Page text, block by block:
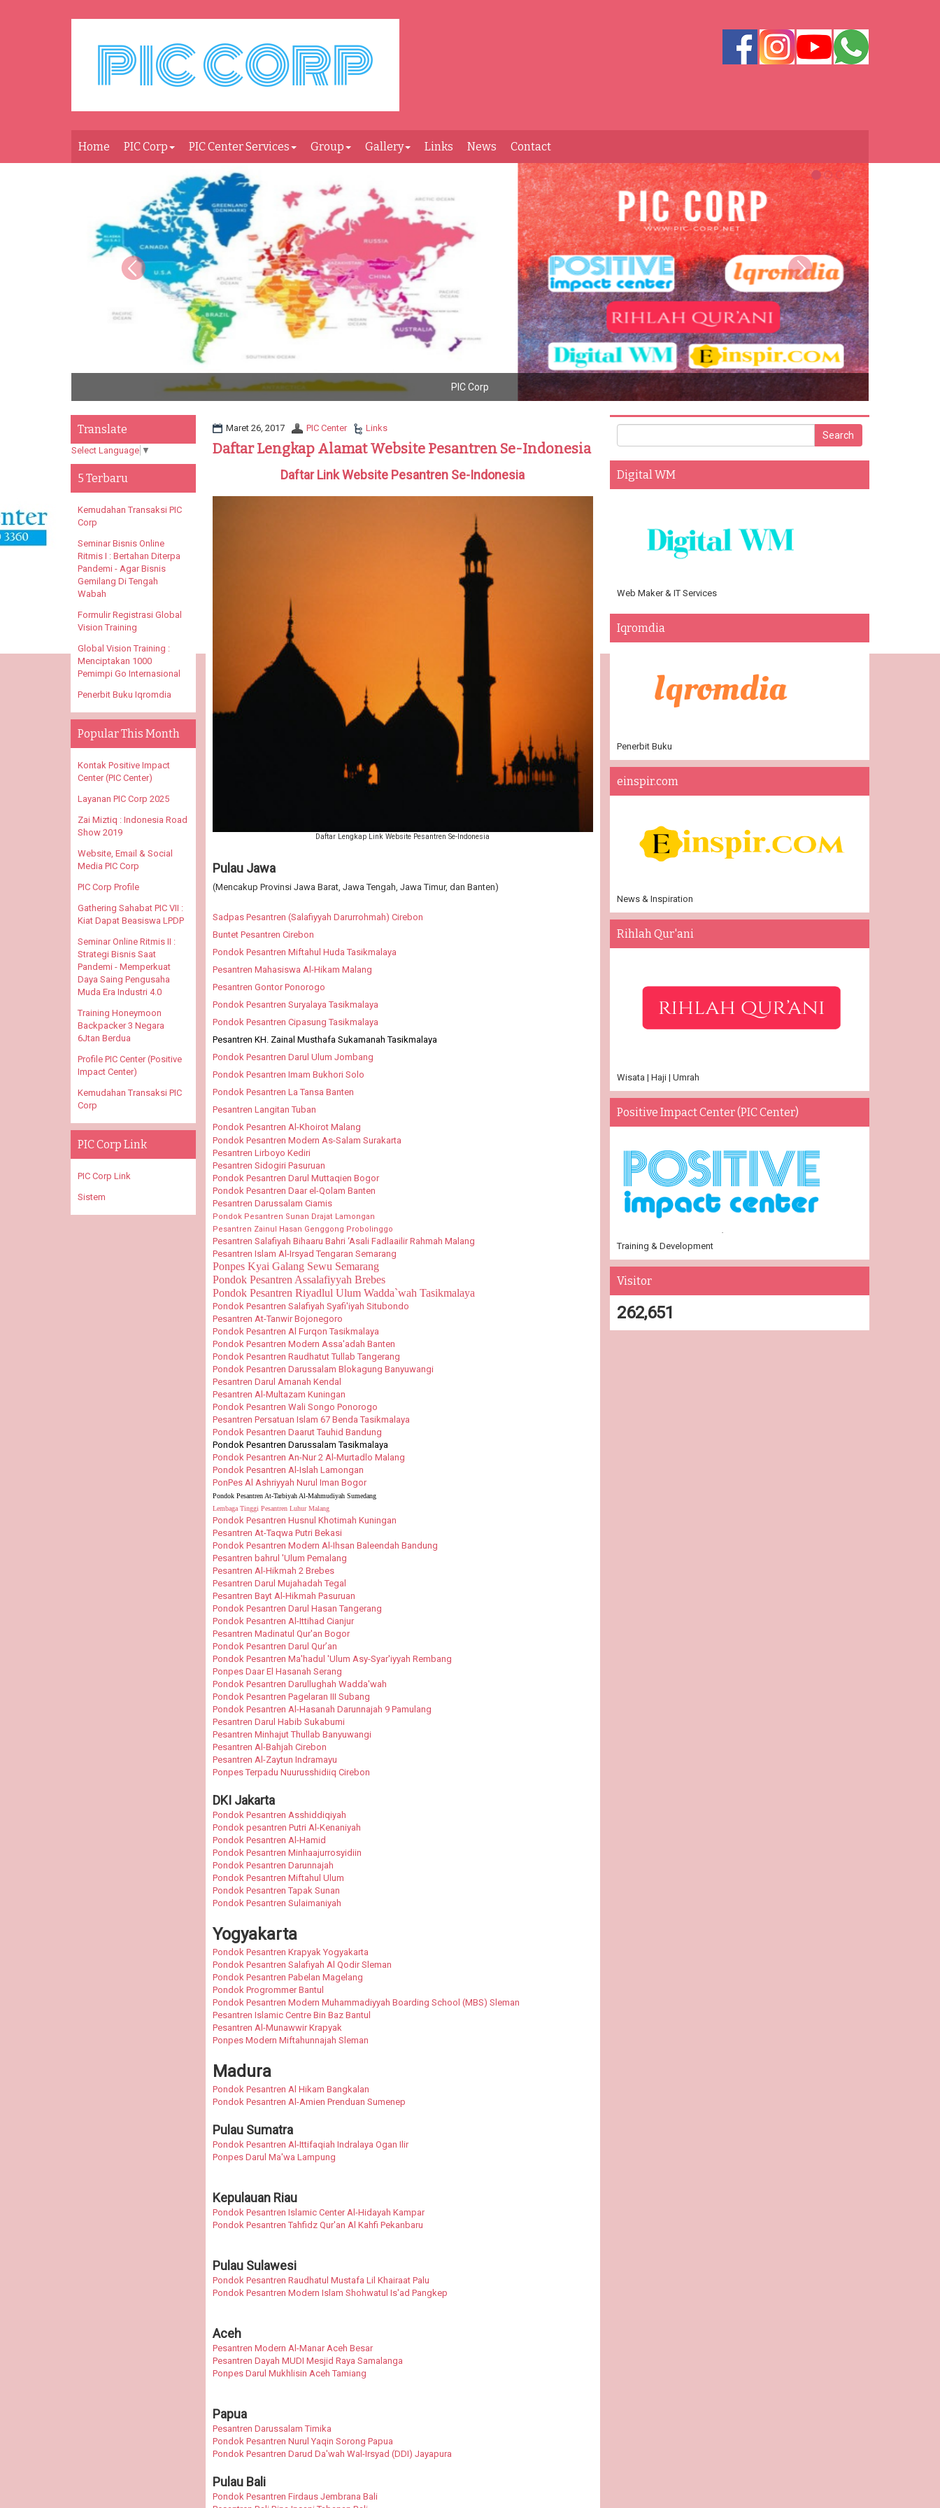
Home PIC Corp PIC Center Services Group Gallery Links News Contact
Positive Impact Center : Gallery Young Husnudzon National Conference 2016
Maret 26, 2017 PIC Center Links
Daftar Lengkap Alamat Website Pesantren Se-Indonesia
Daftar Link Website Pesantren Se-Indonesia
Daftar Lengkap Link Website Pesantren Se-Indonesia
Pulau Jawa
(Mencakup Provinsi Jawa Barat, Jawa Tengah, Jawa Timur, dan Banten)
Sadpas Pesantren (Salafiyyah Darurrohmah) Cirebon
Buntet Pesantren Cirebon
Pondok Pesantren Miftahul Huda Tasikmalaya
Pesantren Mahasiswa Al-Hikam Malang
Pesantren Gontor Ponorogo
Pondok Pesantren Suryalaya Tasikmalaya
Pondok Pesantren Cipasung Tasikmalaya
Pesantren KH. Zainal Musthafa Sukamanah Tasikmalaya
Pondok Pesantren Darul Ulum Jombang
Pondok Pesantren Imam Bukhori Solo
Pondok Pesantren La Tansa Banten
Pesantren Langitan Tuban
Pondok Pesantren Al-Khoirot Malang
Pondok Pesantren Modern As-Salam Surakarta
Pesantren Lirboyo Kediri
Pesantren Sidogiri Pasuruan
Pondok Pesantren Darul Muttaqien Bogor
Pondok Pesantren Daar el-Qolam Banten
Pesantren Darussalam Ciamis
Pondok Pesantren Sunan Drajat Lamongan
Pesantren Zainul Hasan Genggong Probolinggo
Pesantren Salafiyah Bihaaru Bahri ‘Asali Fadlaailir Rahmah Malang
Pesantren Islam Al-Irsyad Tengaran Semarang
Ponpes Kyai Galang Sewu Semarang
Pondok Pesantren Assalafiyyah Brebes
Pondok Pesantren Riyadlul Ulum Wadda`wah Tasikmalaya
Pondok Pesantren Salafiyah Syafi'iyah Situbondo
Pesantren At-Tanwir Bojonegoro
Pondok Pesantren Al Furqon Tasikmalaya
Pondok Pesantren Modern Assa'adah Banten
Pondok Pesantren Raudhatut Tullab Tangerang
Pondok Pesantren Darussalam Blokagung Banyuwangi
Pesantren Darul Amanah Kendal
Pesantren Al-Multazam Kuningan
Pondok Pesantren Wali Songo Ponorogo
Pesantren Persatuan Islam 67 Benda Tasikmalaya
Pondok Pesantren Daarut Tauhid Bandung
Pondok Pesantren Darussalam Tasikmalaya
Pondok Pesantren An-Nur 2 Al-Murtadlo Malang
Pondok Pesantren Al-Islah Lamongan
PonPes Al Ashriyyah Nurul Iman Bogor
Pondok Pesantren At-Tarbiyah Al-Mahmudiyah Sumedang
Lembaga Tinggi Pesantren Luhur Malang
Pondok Pesantren Husnul Khotimah Kuningan
Pesantren At-Taqwa Putri Bekasi
Pondok Pesantren Modern Al-Ihsan Baleendah Bandung
Pesantren bahrul 'Ulum Pemalang
Pesantren Al-Hikmah 2 Brebes
Pesantren Darul Mujahadah Tegal
Pesantren Bayt Al-Hikmah Pasuruan
Pondok Pesantren Darul Hasan Tangerang
Pondok Pesantren Al-Ittihad Cianjur
Pesantren Madinatul Qur'an Bogor
Pondok Pesantren Darul Qur’an
Pondok Pesantren Ma'hadul 'Ulum Asy-Syar'iyyah Rembang
Ponpes Daar El Hasanah Serang
Pondok Pesantren Darullughah Wadda'wah
Pondok Pesantren Pagelaran III Subang
Pondok Pesantren Al-Hasanah Darunnajah 9 Pamulang
Pesantren Darul Habib Sukabumi
Pesantren Minhajut Thullab Banyuwangi
Pesantren Al-Bahjah Cirebon
Pesantren Al-Zaytun Indramayu
Ponpes Terpadu Nuurusshidiiq Cirebon
DKI Jakarta
Pondok Pesantren Asshiddiqiyah
Pondok pesantren Putri Al-Kenaniyah
Pondok Pesantren Al-Hamid
Pondok Pesantren Minhaajurrosyidiin
Pondok Pesantren Darunnajah
Pondok Pesantren Miftahul Ulum
Pondok Pesantren Tapak Sunan
Pondok Pesantren Sulaimaniyah
Yogyakarta
Pondok Pesantren Krapyak Yogyakarta
Pondok Pesantren Salafiyah Al Qodir Sleman
Pondok Pesantren Pabelan Magelang
Pondok Progrommer Bantul
Pondok Pesantren Modern Muhammadiyyah Boarding School (MBS) Sleman
Pesantren Islamic Centre Bin Baz Bantul
Pesantren Al-Munawwir Krapyak
Ponpes Modern Miftahunnajah Sleman
Madura
Pondok Pesantren Al Hikam Bangkalan
Pondok Pesantren Al-Amien Prenduan Sumenep
Pulau Sumatra
Pondok Pesantren Al-Ittifaqiah Indralaya Ogan Ilir
Ponpes Darul Ma'wa Lampung
Kepulauan Riau
Pondok Pesantren Islamic Center Al-Hidayah Kampar
Pondok Pesantren Tahfidz Qur'an Al Kahfi Pekanbaru
Pulau Sulawesi
Pondok Pesantren Raudhatul Mustafa Lil Khairaat Palu
Pondok Pesantren Modern Islam Shohwatul Is'ad Pangkep
Aceh
Pesantren Modern Al-Manar Aceh Besar
Pesantren Dayah MUDI Mesjid Raya Samalanga
Ponpes Darul Mukhlisin Aceh Tamiang
Papua
Pesantren Darussalam Timika
Pondok Pesantren Nurul Yaqin Sorong Papua
Pondok Pesantren Darud Da'wah Wal-Irsyad (DDI) Jayapura
Pulau Bali
Pondok Pesantren Firdaus Jembrana Bali
Translate
Select Language ▼
5 Terbaru
Kemudahan Transaksi PIC
Corp
Seminar Bisnis Online
Ritmis I : Bertahan Diterpa
Pandemi - Agar Bisnis
Gemilang Di Tengah
Wabah
Formulir Registrasi Global
Vision Training
Global Vision Training :
Menciptakan 1000
Pemimpi Go Internasional
Penerbit Buku Iqromdia
Popular This Month
Kontak Positive Impact
Center (PIC Center)
Layanan PIC Corp 2025
Zai Miztiq : Indonesia Road
Show 2019
Website, Email & Social
Media PIC Corp
PIC Corp Profile
Gathering Sahabat PIC VII :
Kiat Dapat Beasiswa LPDP
Seminar Online Ritmis II :
Strategi Bisnis Saat
Pandemi - Memperkuat
Daya Saing Pengusaha
Muda Era Industri 4.0
Training Honeymoon
Backpacker 3 Negara
6Jtan Berdua
Profile PIC Center (Positive
Impact Center)
Kemudahan Transaksi PIC
Corp
PIC Corp Link
PIC Corp Link
Sistem
Digital WM
Web Maker & IT Services
Iqromdia
Penerbit Buku
einspir.com
News & Inspiration
Rihlah Qur'ani
Wisata | Haji | Umrah
Positive Impact Center (PIC Center)
Training & Development
Visitor
262,651